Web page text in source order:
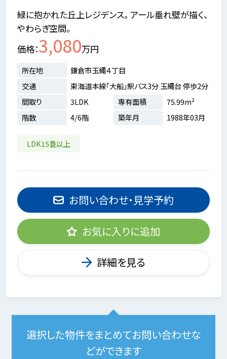
緑に抱かれた丘上レジデンス。 アール垂れ壁が描く、
やわらぎ空間。
価格 3,080万円
所在地
鎌倉市玉縄４丁目
交通
東海道本線「大船」駅バス3分 玉縄台 停歩2分
間取り
3LDK 専有面積
75.99m²
階数
4/6階 築年月 1988年03月
LDK15畳以上
お問い合わせ・見学予約
お気に入りに追加
詳細を見る
選択した物件をまとめてお問い合わせな
どができます